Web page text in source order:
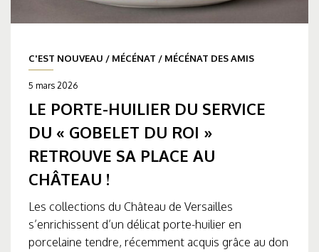
C'EST NOUVEAU / MÉCÉNAT / MÉCÉNAT DES AMIS
5 mars 2026
LE PORTE-HUILIER DU SERVICE
DU « GOBELET DU ROI »
RETROUVE SA PLACE AU
CHÂTEAU !
Les collections du Château de Versailles
s’enrichissent d’un délicat porte-huilier en
porcelaine tendre, récemment acquis grâce au don